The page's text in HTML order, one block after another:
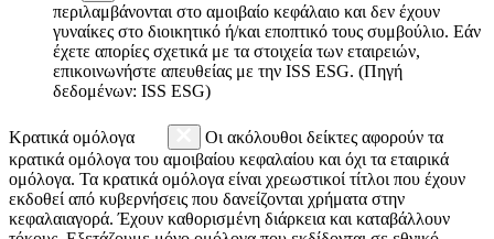
περιλαμβάνονται στο αμοιβαίο κεφάλαιο και δεν έχουν
γυναίκες στο διοικητικό ή/και εποπτικό τους συμβούλιο. Εάν
έχετε απορίες σχετικά με τα στοιχεία των εταιρειών,
επικοινωνήστε απευθείας με την ISS ESG. (Πηγή
δεδομένων: ISS ESG)
Κρατικά ομόλογα
Οι ακόλουθοι δείκτες αφορούν τα
κρατικά ομόλογα του αμοιβαίου κεφαλαίου και όχι τα εταιρικά
ομόλογα. Τα κρατικά ομόλογα είναι χρεωστικοί τίτλοι που έχουν
εκδοθεί από κυβερνήσεις που δανείζονται χρήματα στην
κεφαλαιαγορά. Έχουν καθορισμένη διάρκεια και καταβάλλουν